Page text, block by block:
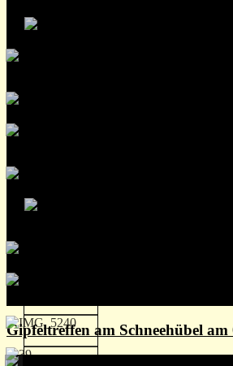
Gipfeltreffen am Schneehübel am